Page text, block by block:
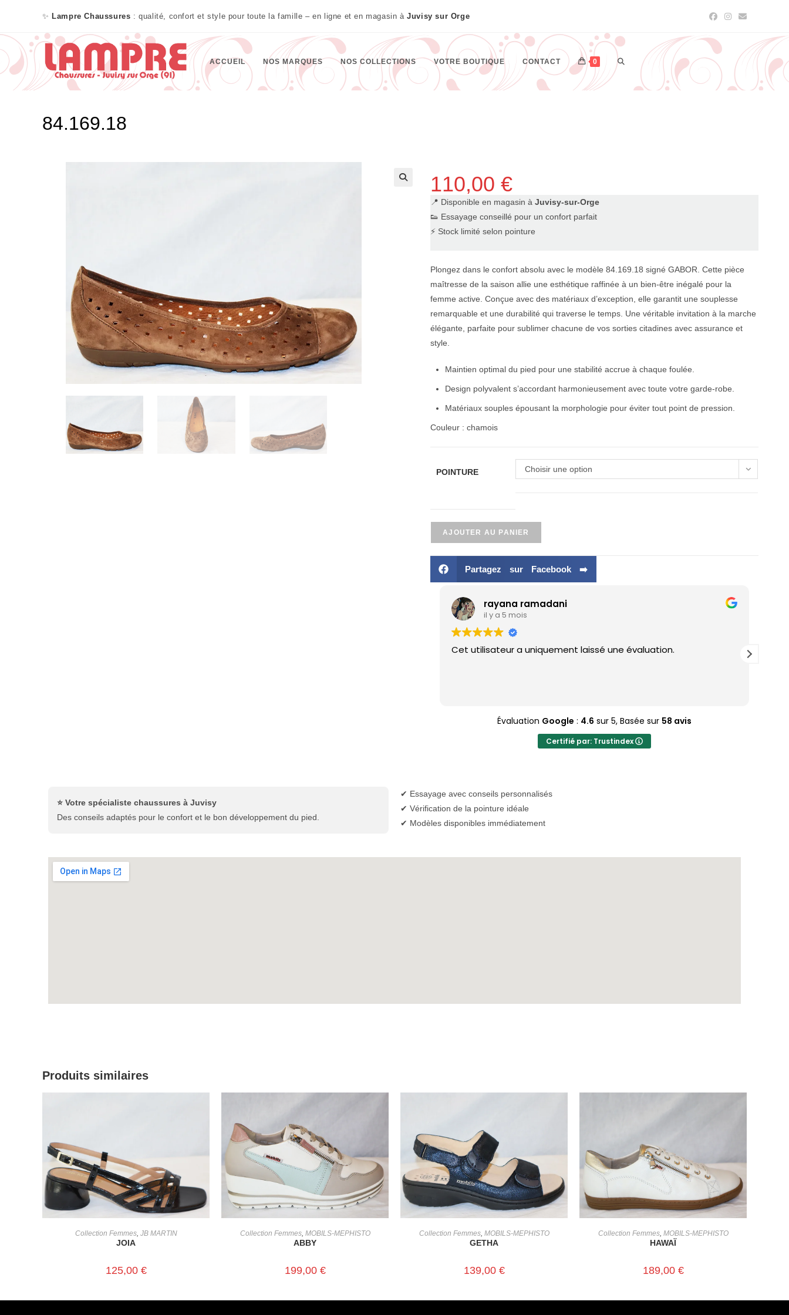
✨ Lampre Chaussures : qualité, confort et style pour toute la famille – en ligne et en magasin àJuvisy sur Orge
ACCUEIL NOS MARQUES NOS COLLECTIONS VOTRE BOUTIQUE CONTACT 0
84.169.18
110,00€
📍 Disponible en magasin àJuvisy-sur-Orge
👟 Essayage conseillé pour un confort parfait
⚡ Stock limité selon pointure
Plongez dans le confort absolu avec le modèle 84.169.18 signé GABOR. Cette pièce
maîtresse de la saison allie une esthétique raffinée à un bien-être inégalé pour la
femme active. Conçue avec des matériaux d’exception, elle garantit une souplesse
remarquable et une durabilité qui traverse le temps. Une véritable invitation à la marche
élégante, parfaite pour sublimer chacune de vos sorties citadines avec assurance et
style.
Maintien optimal du pied pour une stabilité accrue à chaque foulée.
Design polyvalent s’accordant harmonieusement avec toute votre garde-robe.
Matériaux souples épousant la morphologie pour éviter tout point de pression.
Couleur : chamois
POINTURE Choisir une option
AJOUTER AU PANIER
Partagez sur Facebook ➡️
rayana ramadani
il y a 5 mois
Cet utilisateur a uniquement laissé une évaluation.
Évaluation Google : 4.6 sur 5, Basée sur 58 avis
Certifié par: Trustindex
⭐ Votre spécialiste chaussures à Juvisy
Des conseils adaptés pour le confort et le bon développement du pied.
✔ Essayage avec conseils personnalisés
✔ Vérification de la pointure idéale
✔ Modèles disponibles immédiatement
Produits similaires
CHOIX DES OPTIONS
Collection Femmes, JB MARTIN
JOIA
125,00 €
CHOIX DES OPTIONS
Collection Femmes, MOBILS-MEPHISTO
ABBY
199,00 €
CHOIX DES OPTIONS
Collection Femmes, MOBILS-MEPHISTO
GETHA
139,00 €
CHOIX DES OPTIONS
Collection Femmes, MOBILS-MEPHISTO
HAWAÏ
189,00 €